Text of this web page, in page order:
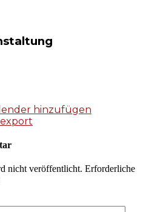
hinzufügen
nicht veröffentlicht. Erforderliche